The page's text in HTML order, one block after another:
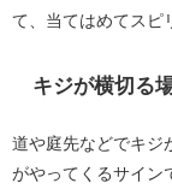
て、当てはめてスピ
キジが横切る
道や庭先などでキジ
がやってくるサイン